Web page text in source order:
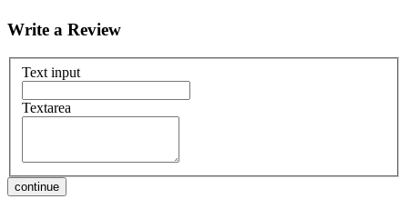
Write a Review
Text input
Textarea